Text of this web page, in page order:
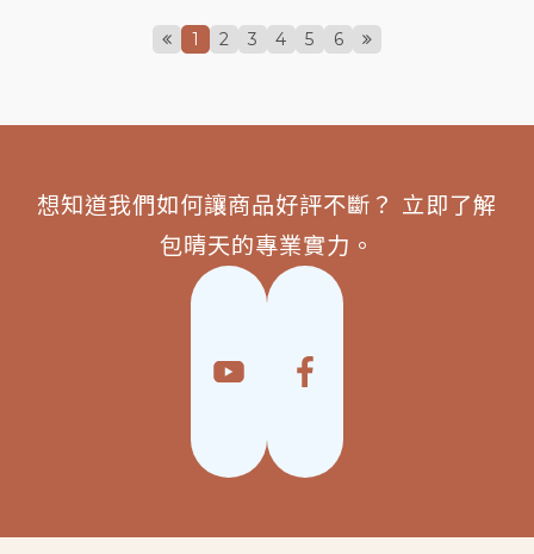
1 2 3 4 5 6
想知道我們如何讓商品好評不斷？ 立即了解
包晴天的專業實力。